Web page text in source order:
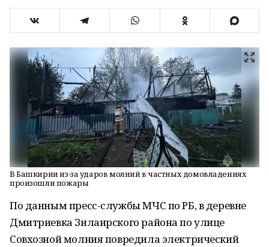
В Башкирии из-за ударов молний в частных домовладениях
произошли пожары
По данным пресс-службы МЧС по РБ, в деревне
Дмитриевка Зилаирского района по улице
Совхозной молния повредила электрический